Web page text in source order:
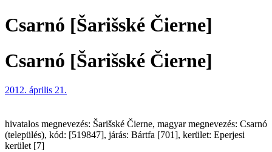
Csarnó [Šarišské Čierne]
Csarnó [Šarišské Čierne]
2012. április 21.
hivatalos megnevezés: Šarišské Čierne, magyar megnevezés: Csarnó
(település), kód: [519847], járás: Bártfa [701], kerület: Eperjesi
kerület [7]